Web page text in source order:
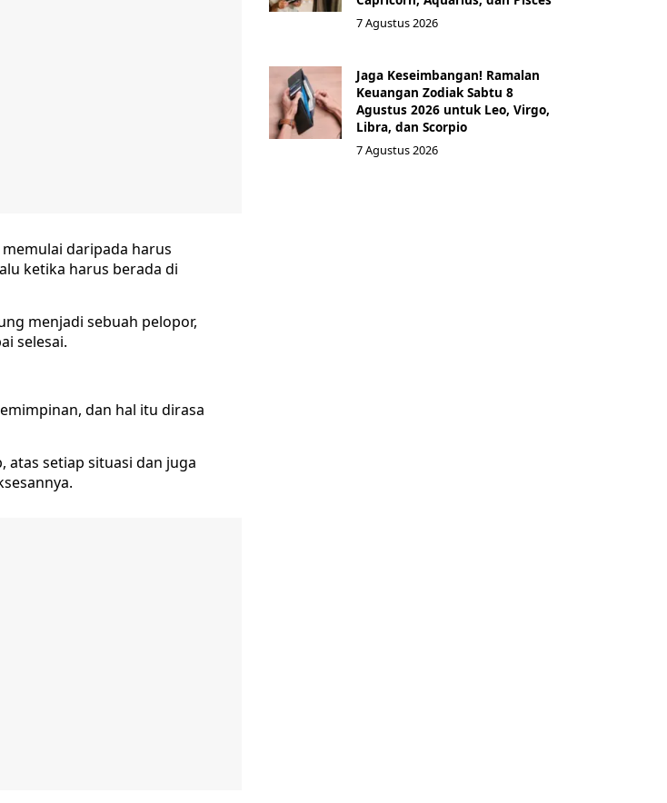
daripada harus
ketika harus berada di
menjadi sebuah pelopor,
selesai.
dan hal itu dirasa
atas setiap situasi dan juga
7 Agustus 2026
Jaga Keseimbangan! Ramalan
Keuangan Zodiak Sabtu 8
Agustus 2026 untuk Leo, Virgo,
Libra, dan Scorpio
7 Agustus 2026